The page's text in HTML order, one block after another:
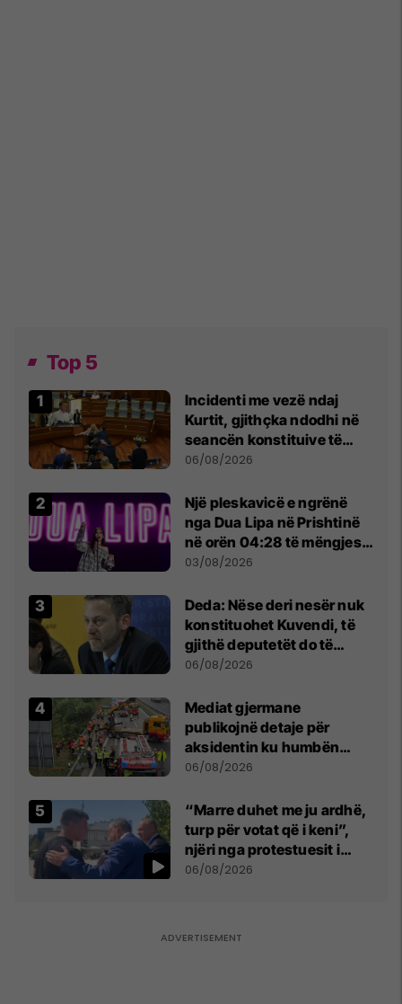
Top 5
Incidenti me vezë ndaj
Kurtit, gjithçka ndodhi në
seancën konstituive të
Kuvendit
06/08/2026
Një pleskavicë e ngrënë
nga Dua Lipa në Prishtinë
në orën 04:28 të mëngjesit
- dhe bota digjitale serbe
03/08/2026
Deda: Nëse deri nesër nuk
konstituohet Kuvendi, të
gjithë deputetët do të
bëjnë shkelje të rëndë
06/08/2026
Mediat gjermane
publikojnë detaje për
aksidentin ku humbën
jetën tre mërgimtarë nga
06/08/2026
“Marre duhet me ju ardhë,
turp për votat që i keni”,
njëri nga protestuesit i
drejtohet Bedri Hamzës
06/08/2026